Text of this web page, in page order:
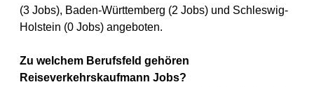
(3 Jobs), Baden-Württemberg (2 Jobs) und Schleswig-
Holstein (0 Jobs) angeboten.
Zu welchem Berufsfeld gehören
Reiseverkehrskaufmann Jobs?